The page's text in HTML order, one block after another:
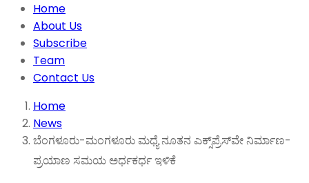
Home
About Us
Subscribe
Team
Contact Us
Home
News
ಬೆಂಗಳೂರು-ಮಂಗಳೂರು ಮಧ್ಯೆ ನೂತನ ಎಕ್ಸ್‌ಪ್ರೆಸ್‌ವೇ ನಿರ್ಮಾಣ-
ಪ್ರಯಾಣ ಸಮಯ ಅರ್ಧಕರ್ಧ ಇಳಿಕೆ